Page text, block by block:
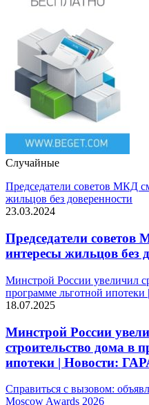
Случайные
Председатели советов МКД
жильцов без доверенности
23.03.2024
Председатели советов
интересы жильцов без
Минстрой России увеличил
программе льготной
18.07.2025
Минстрой России
строительство дома в
ипотеки | Новости:
Справиться с вызовом:
Moscow Awards 2026